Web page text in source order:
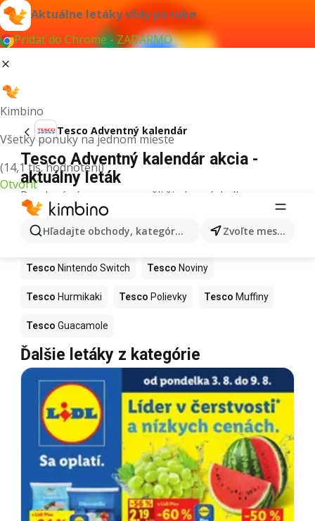
Aktuálne letáky vždy po ruke
Pridať do Chrome - ZADARMO
Kimbino
Všetky ponuky na jednom mieste
(14,1 tis. hodnotení)
Otvoriť
Hľadajte obchody, kategórie, produkty... Zvoľte mesto
Tesco Adventný kalendár
Tesco Adventný kalendár akcia -
aktuálny leták
Pre daný výraz sme nenašli žiadne výsledky.
Ďalšie produkty v obchodoch Tesco
Tesco Kapor Tesco Ashwagandha
Tesco Nintendo Switch Tesco Noviny
Tesco Hurmikaki Tesco Polievky Tesco Muffiny
Tesco Guacamole
Ďalšie letáky z kategórie